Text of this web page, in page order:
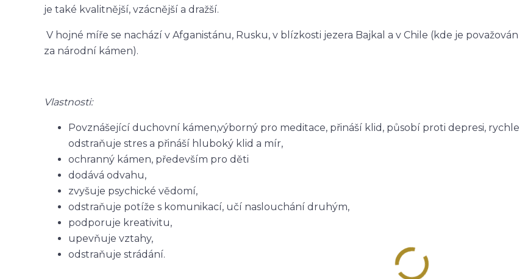
je také kvalitnější, vzácnější a dražší.
V hojné míře se nachází v Afganistánu, Rusku, v blízkosti jezera Bajkal a v Chile (kde je považován
za národní kámen).
Vlastnosti:
Povznášející duchovní kámen,výborný pro meditace, přináší klid, působí proti depresi, rychle
odstraňuje stres a přináší hluboký klid a mír,
ochranný kámen, především pro děti
dodává odvahu,
zvyšuje psychické vědomí,
odstraňuje potíže s komunikací, učí naslouchání druhým,
podporuje kreativitu,
upevňuje vztahy,
odstraňuje strádání.